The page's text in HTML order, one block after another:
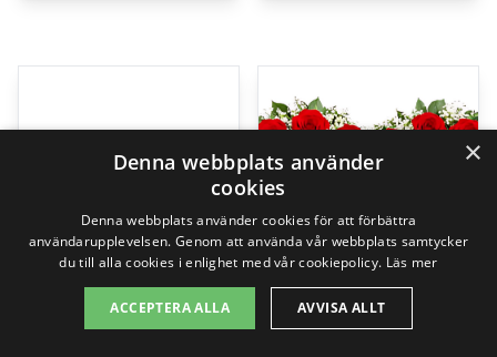
×
Denna webbplats använder
cookies
Denna webbplats använder cookies för att förbättra
användarupplevelsen. Genom att använda vår webbplats samtycker
du till alla cookies i enlighet med vår cookiepolicy. Läs mer
ACCEPTERA ALLA AVVISA ALLT